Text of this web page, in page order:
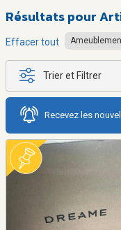
Résultats pour
Effacer tout
Trier et Filtrer
Recevez les